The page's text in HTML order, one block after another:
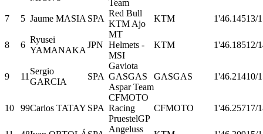
Team
7 5 Jaume MASIA SPA
Red Bull
KTM Ajo
KTM 1'46.14513/
8 6
Ryusei
YAMANAKA
JPN
MT
Helmets -
MSI
KTM 1'46.18512/
9 11
Sergio
GARCIA
SPA
Gaviota
GASGAS
Aspar Team
GASGAS 1'46.21410/
10 99Carlos TATAY SPA
CFMOTO
Racing
PruestelGP
CFMOTO 1'46.25717/
Angeluss